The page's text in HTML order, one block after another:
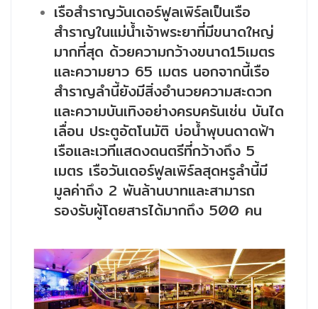
เรือสำราญวันเดอร์ฟูลเพิร์ลเป็นเรือ
สำราญในแม่น้ำเจ้าพระยาที่มีขนาดใหญ่
มากที่สุด ด้วยความกว้างขนาด15เมตร
และความยาว 65 เมตร นอกจากนี้เรือ
สำราญลำนี้ยังมีสิ่งอำนวยความสะดวก
และความบันเทิงอย่างครบครันเช่น บันได
เลื่อน ประตูอัตโนมัติ บ่อน้ำพุบนดาดฟ้า
เรือและเวทีแสดงดนตรีที่กว้างถึง 5
เมตร เรือวันเดอร์ฟูลเพิร์ลสุดหรูลำนี้มี
มูลค่าถึง 2 พันล้านบาทและสามารถ
รองรับผู้โดยสารได้มากถึง 500 คน